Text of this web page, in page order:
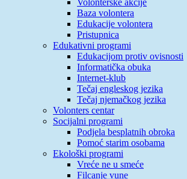
Baza volontera
Edukacije volontera
Pristupnica
Edukativni programi
Edukacijom protiv ovisnosti
Informatička obuka
Internet-klub
Tečaj engleskog jezika
Tečaj njemačkog jezika
Volonters centar
Socijalni programi
Podjela besplatnih obroka
Pomoć starim osobama
Ekološki programi
Vreće ne u smeće
Filcanje vune